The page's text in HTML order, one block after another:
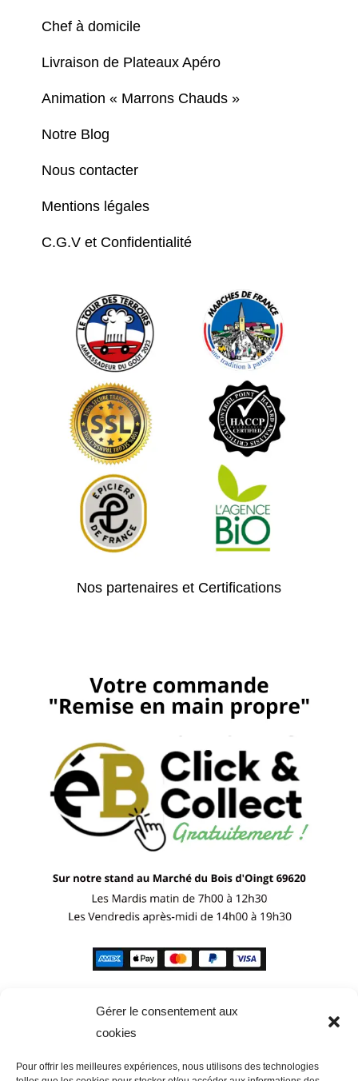
Gérer le consentement aux
cookies
Pour offrir les meilleures expériences, nous utilisons des technologies
Chef à domicile
Livraison de Plateaux Apéro
Animation « Marrons Chauds »
Notre Blog
Nous contacter
Mentions légales
C.G.V et Confidentialité
Nos partenaires et Certifications